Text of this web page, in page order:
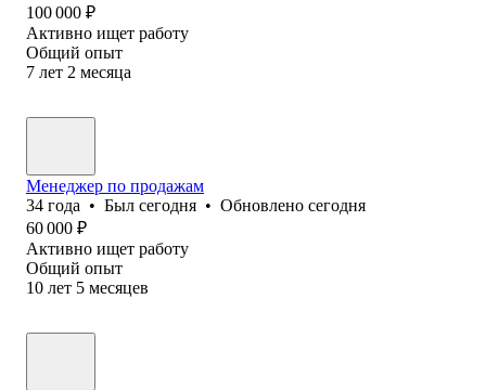
100 000 ₽
Активно ищет работу
Общий опыт
7 лет 2 месяца
Менеджер по продажам
34 года • Был сегодня • Обновлено сегодня
60 000 ₽
Активно ищет работу
Общий опыт
10 лет 5 месяцев